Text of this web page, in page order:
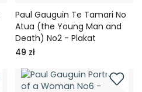
Paul Gauguin Te Tamari No
Atua (the Young Man and
Death) No2 - Plakat
49 zł